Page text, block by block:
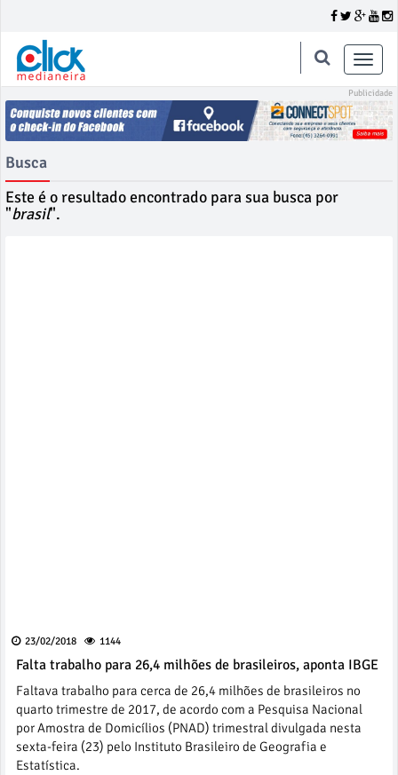
Toggle
Busca
Este é o resultado encontrado para sua busca por
"brasil".
23/02/2018 1144
Falta trabalho para 26,4 milhões de brasileiros, aponta IBGE
Faltava trabalho para cerca de 26,4 milhões de brasileiros no
quarto trimestre de 2017, de acordo com a Pesquisa Nacional
por Amostra de Domicílios (PNAD) trimestral divulgada nesta
sexta-feira (23) pelo Instituto Brasileiro de Geografia e
Estatística.